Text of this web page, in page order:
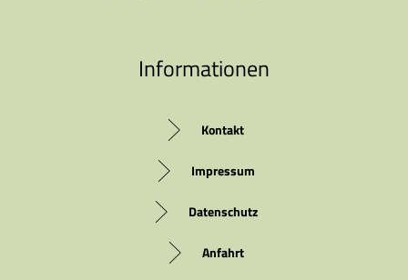
Informationen
Kontakt
Impressum
Datenschutz
Anfahrt